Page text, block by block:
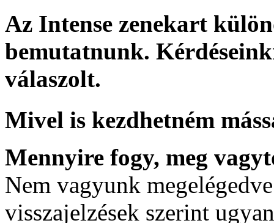
Az Intense zenekart
bemutatnunk.
válaszolt.
Mivel is kezdhetném
Mennyire fogy, meg
Nem vagyunk
visszajelzések szerint